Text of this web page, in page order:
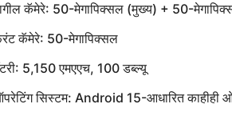
कॅमेरे: 50-मेगापिक्सल (मुख्य) + 50-
कॅमेरे: 50-मेगापिक्सल
5,150 एमएएच, 100 डब्ल्यू
सिस्टम: Android 15-आधारित काहीही